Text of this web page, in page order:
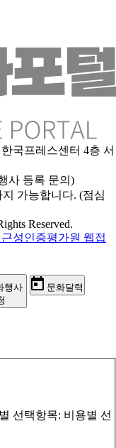
국프레스센터 4층 서
사 등록 문의)
가능합니다. (점심
Reserved.
행사
문화달력
선택항목: 비용별 선